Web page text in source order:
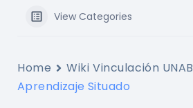
View Categories
Home Wiki Vinculación UNAB
Aprendizaje Situado